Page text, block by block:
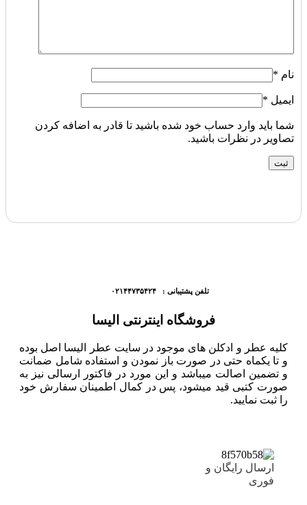
نام *
ایمیل *
شما باید وارد حساب خود شده باشید تا قادر به اضافه کردن
تصاویر در نظرات باشید.
تلفن پشتیبانی : ۰۲۱۴۴۷۳۵۴۲۴
فروشگاه اینترنتی الیسا
کلیه عطر و ادکلن های موجود در سایت عطر الیسا اصل بوده
و تا یکماه حتی در صورت باز نمودن و استفاده شامل ضمانت
و تضمین اصالت میباشد و این مورد در فاکتور ارسالی نیز به
صورت کتبی قید میشود، پس در کمال اطمینان سفارش خود
را ثبت نمایید.
ارسال رایگان و
فوری